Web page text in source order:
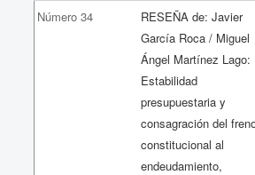
Número 34
RESEÑA de: Javier
García Roca / Miguel
Ángel Martínez Lago:
Estabilidad
presupuestaria y
consagración del
constitucional al
endeudamiento,